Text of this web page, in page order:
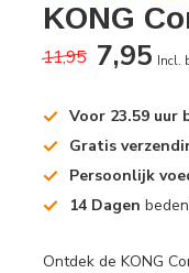
KONG
11,95 7,95 Incl.
Voor 23.59 uur
Gratis
Persoonlijk
14 Dagen
Ontdek de KONG